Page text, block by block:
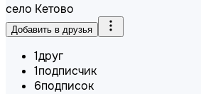
село Кетово
Добавить в друзья
1друг
1подписчик
6подписок